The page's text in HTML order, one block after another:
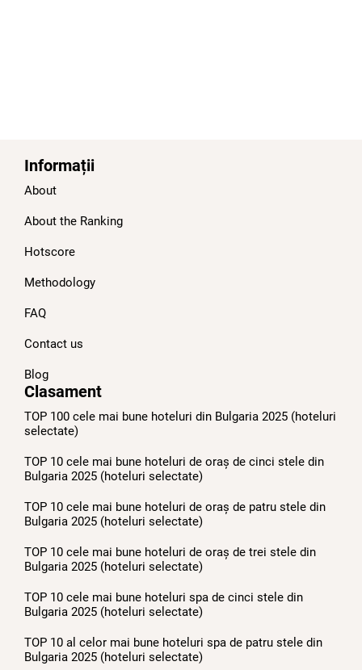
Informații
About
About the Ranking
Hotscore
Methodology
FAQ
Contact us
Blog
Clasament
TOP 100 cele mai bune hoteluri din Bulgaria 2025 (hoteluri
selectate)
TOP 10 cele mai bune hoteluri de oraș de cinci stele din
Bulgaria 2025 (hoteluri selectate)
TOP 10 cele mai bune hoteluri de oraș de patru stele din
Bulgaria 2025 (hoteluri selectate)
TOP 10 cele mai bune hoteluri de oraș de trei stele din
Bulgaria 2025 (hoteluri selectate)
TOP 10 cele mai bune hoteluri spa de cinci stele din
Bulgaria 2025 (hoteluri selectate)
TOP 10 al celor mai bune hoteluri spa de patru stele din
Bulgaria 2025 (hoteluri selectate)